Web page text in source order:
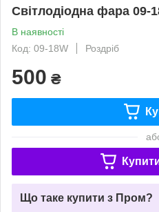
Світлодіодна фара
В наявності
Код: 09-18W
Роздріб
500 ₴
Що таке купити з Пром?